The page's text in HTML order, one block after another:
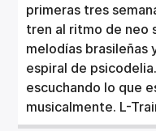
primeras tres
tren al ritmo de neo
melodías brasileñas
espiral de
escuchando lo que
musicalmente. L-